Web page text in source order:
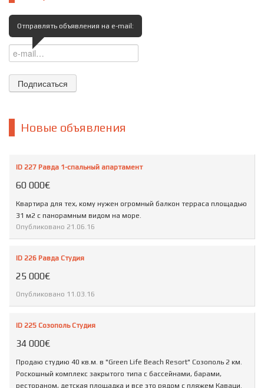
Отправлять объявления на e-mail:
Новые объявления
ID 227 Равда 1-спальный апартамент
60 000€
Квартира для тех, кому нужен огромный балкон терраса площадью
31 м2 с панорамным видом на море.
Опубликовано 21.06.16
ID 226 Равда Студия
25 000€
Опубликовано 11.03.16
ID 225 Созополь Студия
34 000€
Продаю студию 40 кв.м. в "Green Life Beach Resort" Созополь 2 км.
Роскошный комплекс закрытого типа с бассейнами, барами,
рестораном, детская площадка и все это рядом с пляжем Каваци.